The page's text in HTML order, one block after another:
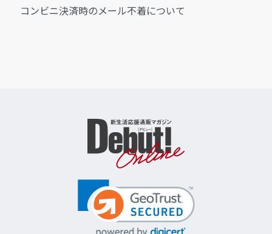
コンビニ決済時のメール不着について